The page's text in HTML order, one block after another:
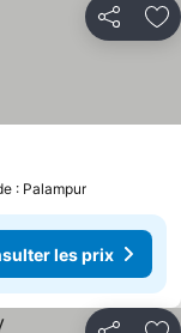
Partager
: Palampur
les prix